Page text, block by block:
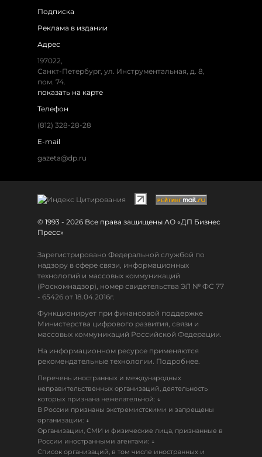
Подписка
Реклама в издании
Адрес
197022,
Санкт-Петербург, ул. Инструментальная, д. 8,
пом. 74.
показать на карте
Телефон
(812) 328-28-28
E-mail
gazeta@dp.ru
© 1993 - 2026 Все права защищены АО «ДП Бизнес
Пресс»
Зарегистрировано Федеральной службой по
надзору в сфере связи, информационных
технологий и массовых коммуникаций
(Роскомнадзор), номер свидетельства ЭЛ № ФС 77
- 65426 от 18.04.2016г.
Функционирует при финансовой поддержке
Министерства цифрового развития, связи и
массовых коммуникаций Российской Федерации.
На информационном ресурсе применяются
рекомендательные технологии. Подробнее.
Перечень иностранных и международных
неправительственных организаций, деятельность
которых признана нежелательной: ↓
В России признаны экстремистскими и запрещены
организации: ↓
Организации, СМИ и физические лица, признанные в
России иностранными агентами: ↓
Список организаций, в том числе иностранных и